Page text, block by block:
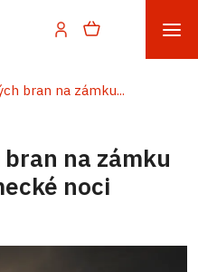
bran na zámku...
na zámku
noci